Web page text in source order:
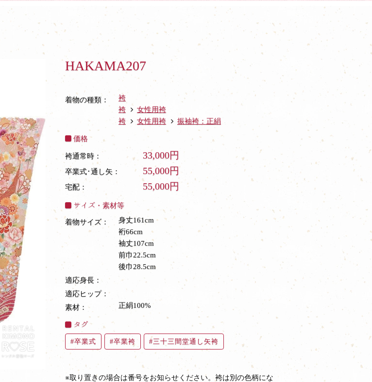
HAKAMA207
着物の種類：
袴
袴
女性用袴
袴
女性用袴 振袖袴：正絹
価格
袴通常時： 33,000円
卒業式･通し矢： 55,000円
宅配： 55,000円
サイズ・素材等
着物サイズ：
身丈161cm
裄66cm
袖丈107cm
前巾22.5cm
後巾28.5cm
適応身長：
適応ヒップ：
素材：
正絹100%
タグ
卒業式 卒業袴 三十三間堂通し矢袴
※取り置きの場合は番号をお知らせください。袴は別の色柄にな